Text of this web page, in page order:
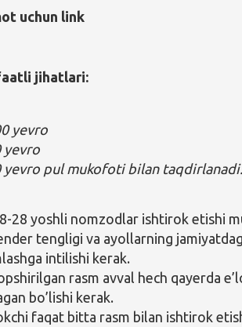
uchun link
jihatlari:
yevro
yevro
yevro pul mukofoti bilan taqdirlanadi.
28 yoshli nomzodlar ishtirok etishi
tengligi va ayollarning
intilishi kerak.
rasm avval hech qayerda
bo’lishi kerak.
faqat bitta rasm bilan ishtirok